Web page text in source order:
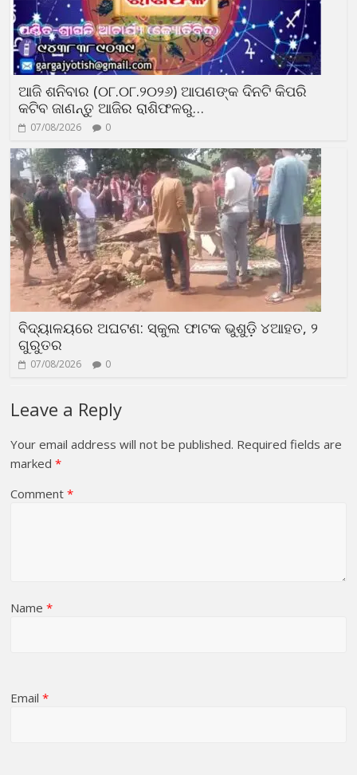
ଆଜି ଶନିବାର (୦୮.୦୮.୨୦୨୬) ଆପଣଙ୍କ ଦିନଟି କିପରି
କଟିବ ଜାଣନ୍ତୁ ଆଜିର ରାଶିଫଳରୁ…
07/08/2026 0
ବିଦ୍ୟାଳୟରେ ଅଘଟଣ: ସ୍କୁଲ ଫାଟକ ଭୁଶୁଡ଼ି ୪ଆହତ, ୨
ଗୁରୁତର
07/08/2026 0
Leave a Reply
Your email address will not be published. Required fields are
marked*
Comment*
Name*
Email*